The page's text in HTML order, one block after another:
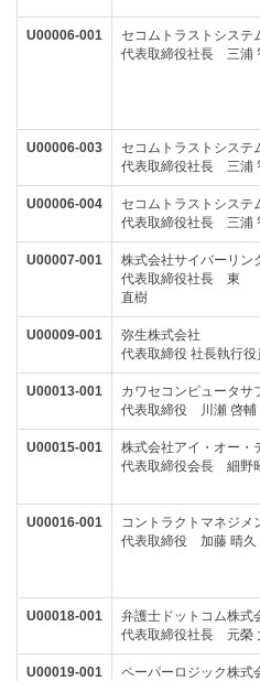
U00006-001
セコムトラストシステ
代表取締役社長 三浦
U00006-003
セコムトラストシステ
代表取締役社長 三浦
U00006-004
セコムトラストシステ
代表取締役社長 三浦
U00007-001
株式会社サイバーリン
代表取締役社長 東
直樹
U00009-001
弥生株式会社
代表取締役 社長執行役
U00013-001
カワセコンピュータサ
代表取締役 川瀬 啓輔
U00015-001
株式会社アイ・オー・
代表取締役会長 細野
U00016-001
コントラクトマネジメ
代表取締役 加藤 晴久
U00018-001
弁護士ドットコム株式
代表取締役社長 元榮
U00019-001
ペーパーロジック株式